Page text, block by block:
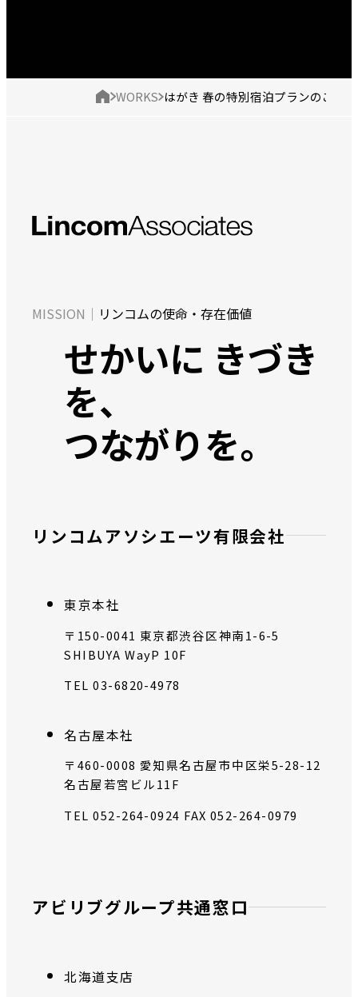
の
位
ト制
は
泊
ご
内
ミ
シ
ョ
リンコムの使命・存在価値
せかいに きづき
を、
つながりを。
リンコムアソシエーツ有限会社
東京本社
〒150-0041 東京都渋谷区神南1-6-5
SHIBUYA WayP 10F
TEL 03-6820-4978
名古屋本社
〒460-0008 愛知県名古屋市中区栄5-28-12
名古屋若宮ビル11F
TEL 052-264-0924 FAX 052-264-0979
アビリブグループ共通窓口
北海道支店